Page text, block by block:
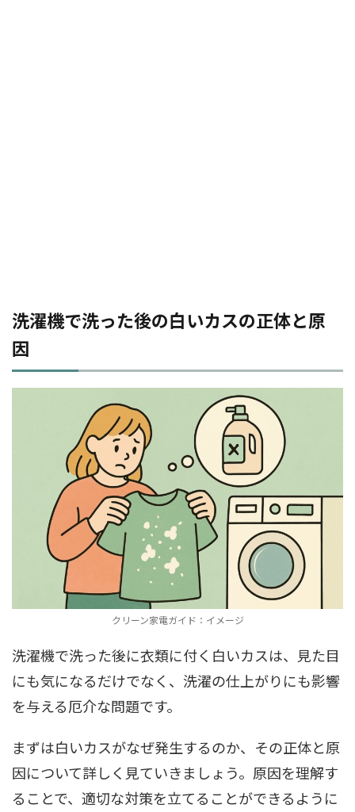
洗濯機で洗った後の白いカスの正体と原
因
クリーン家電ガイド：イメージ
洗濯機で洗った後に衣類に付く白いカスは、見た目
にも気になるだけでなく、洗濯の仕上がりにも影響
を与える厄介な問題です。
まずは白いカスがなぜ発生するのか、その正体と原
因について詳しく見ていきましょう。原因を理解す
ることで、適切な対策を立てることができるように